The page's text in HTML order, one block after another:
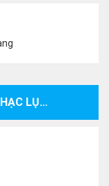
VIDEO YOUTUBE NGÂM BÀI THƠ NHẠC LỤC BÁT "CHẬP CHÙNG HƯ KHÔNG" - KIỀU TRANG